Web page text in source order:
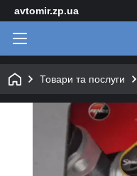
avtomir.zp.ua
Товари та послуги